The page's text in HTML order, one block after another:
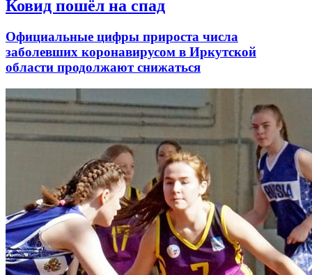
Ковид пошёл на спад
Официальные цифры прироста числа
заболевших коронавирусом в Иркутской
области продолжают снижаться